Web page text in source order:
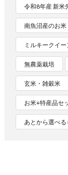
令和8年産 新米
南魚沼産のお米
ミルキークイー
無農薬栽培
玄米・雑穀米
お米+特産品セ
あとから選べる